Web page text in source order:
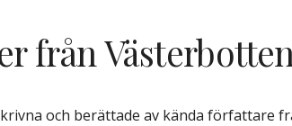
från Västerbotten
och berättade av kända författare